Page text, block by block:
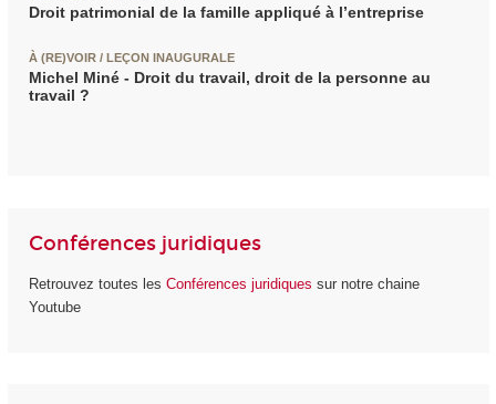
Droit patrimonial de la famille appliqué à l’entreprise
À (RE)VOIR / LEÇON INAUGURALE
Michel Miné - Droit du travail, droit de la personne au
travail ?
Conférences juridiques
Retrouvez toutes les Conférences juridiques sur notre chaine
Youtube